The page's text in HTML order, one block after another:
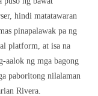
hindi matatawaran
pinapalawak pa ng
platform, at isa na
aalok ng mga bagong
paboritong nilalaman
Rivera.